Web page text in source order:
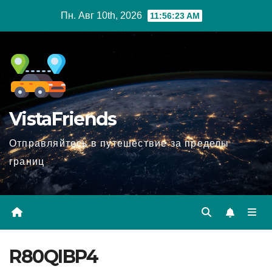
Пн. Авг 10th, 2026 11:56:24 AM
VistaFriends
Отправляйтесь в путешествие за пределы
границ
R80QIBP4